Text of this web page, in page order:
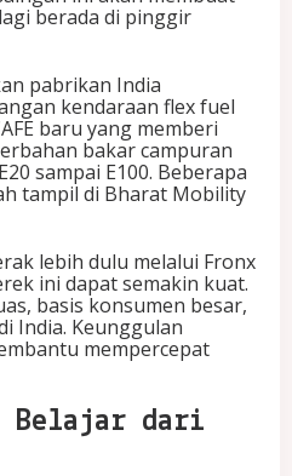
berada di pinggir
pabrikan India
kendaraan flex fuel
baru yang memberi
bakar campuran
sampai E100. Beberapa
tampil di Bharat Mobility
lebih dulu melalui Fronx
ini dapat semakin kuat.
basis konsumen besar,
India. Keunggulan
mempercepat
Belajar dari